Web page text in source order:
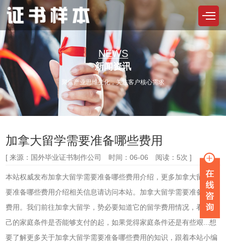
NEWS
新闻资讯
聚焦产业思维变化，关注客户核心需求
加拿大留学需要准备哪些费用
[ 来源：国外毕业证书制作公司 时间：06-06 阅读：5次 ]
本站权威发布加拿大留学需要准备哪些费用介绍，更多加拿大留学需
要准备哪些费用介绍相关信息请访问本站。加拿大留学需要准备哪些
费用。我们前往加拿大留学，势必要知道它的留学费用情况，看看自
己的家庭条件是否能够支付的起，如果觉得家庭条件还是有些艰...想
要了解更多关于加拿大留学需要准备哪些费用的知识，跟着本站小编